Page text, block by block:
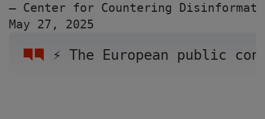
⚡️ The European public
— Center for Countering
May 27, 2025